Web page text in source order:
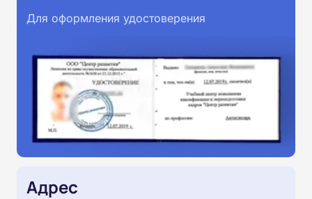
Для оформления удостоверения
Адрес